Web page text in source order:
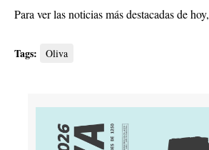
Para ver las noticias más destacadas de hoy,
Tags: Oliva